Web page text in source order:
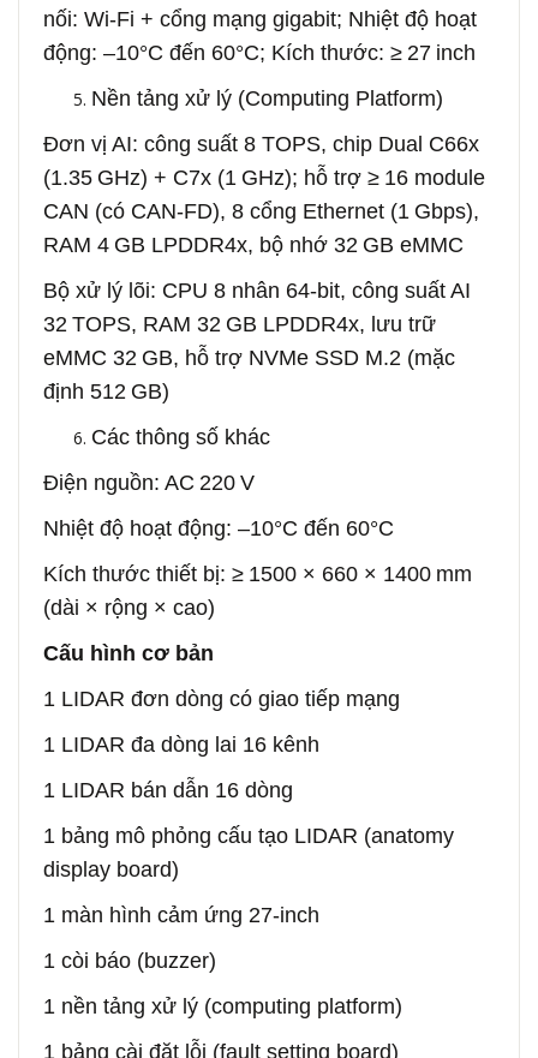
nối: Wi‑Fi + cổng mạng gigabit; Nhiệt độ hoạt
động: –10°C đến 60°C; Kích thước: ≥ 27 inch
Nền tảng xử lý (Computing Platform)
Đơn vị AI: công suất 8 TOPS, chip Dual C66x
(1.35 GHz) + C7x (1 GHz); hỗ trợ ≥ 16 module
CAN (có CAN‑FD), 8 cổng Ethernet (1 Gbps),
RAM 4 GB LPDDR4x, bộ nhớ 32 GB eMMC
Bộ xử lý lõi: CPU 8 nhân 64-bit, công suất AI
32 TOPS, RAM 32 GB LPDDR4x, lưu trữ
eMMC 32 GB, hỗ trợ NVMe SSD M.2 (mặc
định 512 GB)
Các thông số khác
Điện nguồn: AC 220 V
Nhiệt độ hoạt động: –10°C đến 60°C
Kích thước thiết bị: ≥ 1500 × 660 × 1400 mm
(dài × rộng × cao)
Cấu hình cơ bản
1 LIDAR đơn dòng có giao tiếp mạng
1 LIDAR đa dòng lai 16 kênh
1 LIDAR bán dẫn 16 dòng
1 bảng mô phỏng cấu tạo LIDAR (anatomy
display board)
1 màn hình cảm ứng 27‑inch
1 còi báo (buzzer)
1 nền tảng xử lý (computing platform)
1 bảng cài đặt lỗi (fault setting board)